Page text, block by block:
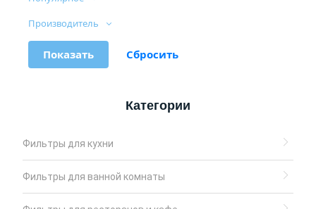
Производитель
Категории
Фильтры для кухни
Фильтры для ванной комнаты